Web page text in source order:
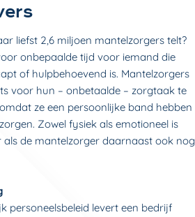
liefst 2,6 miljoen mantelzorgers telt?
onbepaalde tijd voor iemand die
of hulpbehoevend is. Mantelzorgers
voor hun – onbetaalde – zorgtaak te
ze een persoonlijke band hebben
Zowel fysiek als emotioneel is
als de mantelzorger daarnaast ook nog
personeelsbeleid levert een bedrijf